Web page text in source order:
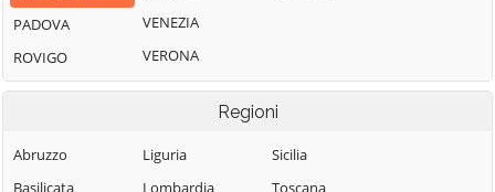
PADOVA
ROVIGO
VENEZIA
VERONA
Regioni
Abruzzo
Basilicata
Liguria
Lombardia
Sicilia
Toscana